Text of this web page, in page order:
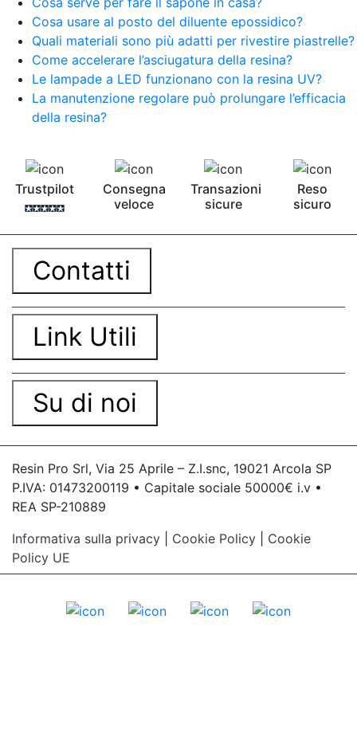
Cosa usare al posto del diluente epossidico?
Quali materiali sono più adatti per rivestire piastrelle?
Come accelerare l’asciugatura della resina?
Le lampade a LED funzionano con la resina UV?
La manutenzione regolare può prolungare l’efficacia
della resina?
Trustpilot
Consegna
veloce
Transazioni
sicure
Reso
sicuro
Contatti
Link Utili
Su di noi
Resin Pro Srl, Via 25 Aprile – Z.I.snc, 19021 Arcola SP
P.IVA: 01473200119 • Capitale sociale 50000€ i.v •
REA SP-210889
Informativa sulla privacy
Cookie Policy
Cookie
Policy UE